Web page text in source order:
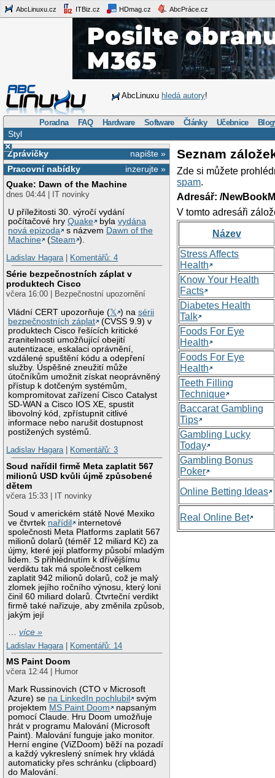
AbcLinuxu.cz ITBiz.cz HDmag.cz AbcPráce.cz
AbcLinuxu hledá autory!
Poradna FAQ Hardware Software Články Učebnice
Styl
×
napište »
Zprávičky
inzerujte »
Pracovní nabídky
Quake: Dawn of the Machine
dnes 04:44 | IT novinky
U příležitosti 30. výročí vydání
počítačové hryQuake bylavydána
nová epizoda
s názvem Dawn of the
Machine
(Steam ).
Ladislav Hagara| Komentářů: 4
Série bezpečnostních záplat v
produktech Cisco
včera 16:00 | Bezpečnostní upozornění
Vládní CERT upozorňuje (𝕏 ) nasérii
bezpečnostních záplat
(CVSS 9.9) v
produktech Cisco řešících kritické
zranitelnosti umožňující obejití
autentizace, eskalaci oprávnění,
vzdálené spuštění kódu a odepření
služby. Úspěšné zneužití může
útočníkům umožnit získat neoprávněný
přístup k dotčeným systémům,
kompromitovat zařízení Cisco Catalyst
SD-WAN a Cisco IOS XE, spustit
libovolný kód, zpřístupnit citlivé
informace nebo narušit dostupnost
postižených systémů.
Ladislav Hagara| Komentářů: 3
Soud nařídil firmě Meta zaplatit 567
milionů USD kvůli újmě způsobené
dětem
včera 15:33 | IT novinky
Soud v americkém státě Nové Mexiko
ve čtvrtek nařídil
internetové
společnosti Meta Platforms zaplatit 567
milionů dolarů (téměř 12 miliard Kč) za
újmy, které její platformy působí mladým
lidem. S přihlédnutím k dřívějšímu
verdiktu tak má společnost celkem
zaplatit 942 milionů dolarů, což je malý
zlomek jejího ročního výnosu, který loni
činil 60 miliard dolarů. Čtvrteční verdikt
firmě také nařizuje, aby změnila způsob,
jakým její
…více »
Ladislav Hagara
Komentářů: 14
MS Paint Doom
včera 12:44 | Humor
Mark Russinovich (CTO v Microsoft
Azure) se na LinkedIn pochlubil
svým
projektem MS Paint Doom
napsaným
pomocí Claude. Hru Doom umožňuje
hrát v programu Malování (Microsoft
Paint). Malování funguje jako monitor.
Herní engine (ViZDoom) běží na pozadí
a každý vykreslený snímek hry vkládá
automaticky přes schránku (clipboard)
do Malování.
Seznam
Zde si můžete
spam.
Adresář: /
V tomto adresáři
Název
Stress Affects
Health
Know Your Health
Facts
Diabetes Health
Talk
Foods For Eye
Health
Foods For Eye
Health
Teeth Filling
Technique
Baccarat Gambling
Tips
Gambling Lucky
Today
Gambling Bonus
Poker
Online Betting Ideas
Real Online Bet